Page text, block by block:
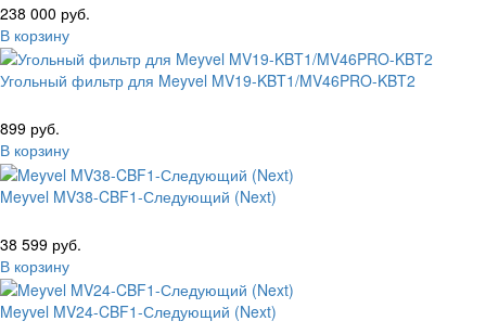
238 000 руб.
В корзину
Угольный фильтр для Meyvel MV19-KBT1/MV46PRO-KBT2
899 руб.
В корзину
Meyvel MV38-CBF1-Следующий (Next)
38 599 руб.
В корзину
Meyvel MV24-CBF1-Следующий (Next)